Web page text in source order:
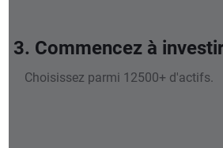
3. Commencez à
Choisissez parmi 12500+ d'actifs.